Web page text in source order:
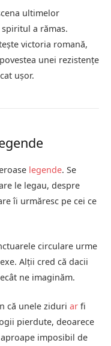
ultimelor
a rămas.
victoria romană,
unei rezistențe
ușor.
legende. Se
le legau, despre
îi urmăresc pe cei ce
circulare urme
Alții cred că dacii
ne imaginăm.
că unele ziduri ar fi
pierdute, deoarece
imposibil de